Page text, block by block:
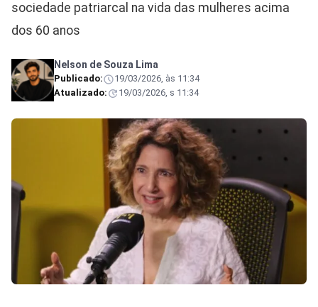
sociedade patriarcal na vida das mulheres acima
dos 60 anos
Nelson de Souza Lima
Publicado:
19/03/2026, às 11:34
Atualizado:
19/03/2026, s 11:34